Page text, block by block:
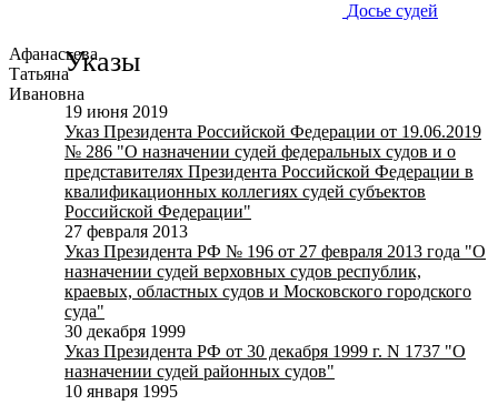
Досье судей
Афанасьева
Татьяна
Ивановна
Указы
19 июня 2019
Указ Президента Российской Федерации от 19.06.2019
№ 286 "О назначении судей федеральных судов и о
представителях Президента Российской Федерации в
квалификационных коллегиях судей субъектов
Российской Федерации"
27 февраля 2013
Указ Президента РФ № 196 от 27 февраля 2013 года "О
назначении судей верховных судов республик,
краевых, областных судов и Московского городского
суда"
30 декабря 1999
Указ Президента РФ от 30 декабря 1999 г. N 1737 "О
назначении судей районных судов"
10 января 1995